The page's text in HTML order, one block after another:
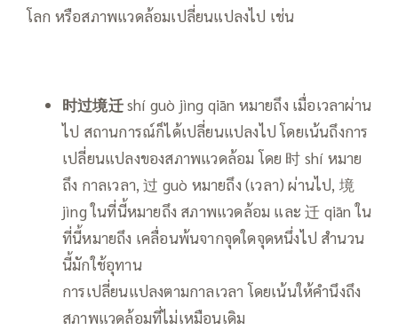
โลก หรือสภาพแวดล้อมเปลี่ยนแปลงไป เช่น
时过境迁shí guò jìng qiān หมายถึง เมื่อเวลาผ่าน
ไป สถานการณ์ก็ได้เปลี่ยนแปลงไป โดยเน้นถึงการ
เปลี่ยนแปลงของสภาพแวดล้อม โดย 时 shí หมาย
ถึง กาลเวลา, 过 guò หมายถึง (เวลา) ผ่านไป, 境
jìng ในที่นี้หมายถึง สภาพแวดล้อม และ 迁 qiān ใน
ที่นี้หมายถึง เคลื่อนพ้นจากจุดใดจุดหนึ่งไป สำนวน
นี้มักใช้อุทาน
การเปลี่ยนแปลงตามกาลเวลา โดยเน้นให้คำนึงถึง
สภาพแวดล้อมที่ไม่เหมือนเดิม